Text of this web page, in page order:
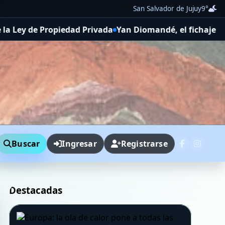
San Salvador de Jujuy9°
Privada Yan Diomandé, el fichaje más caro de la
Buscar Ingresar Registrarse
Destacadas